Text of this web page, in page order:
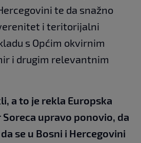
te da snažno
i teritorijalni
s Općim okvirnim
i drugim relevantnim
a to je rekla Europska
upravo ponovio, da
se u Bosni i Hercegovini